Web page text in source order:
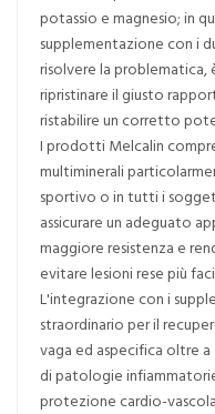
potassio e magnesio; in
supplementazione con i
risolvere la problematica,
ripristinare il giusto
ristabilire un corretto
I prodotti Melcalin
multiminerali
sportivo o in tutti i
assicurare un adeguato
maggiore resistenza e
evitare lesioni rese più
L'integrazione con i
straordinario per il
vaga ed aspecifica oltre
di patologie
protezione cardio-